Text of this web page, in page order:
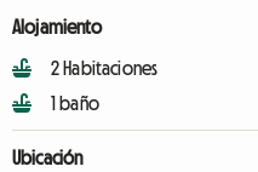
Alojamiento
2 Habitaciones
1 baño
Ubicación